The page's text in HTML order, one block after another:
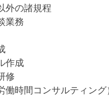
外の諸規程
業務
作成
修
働時間コンサルティング